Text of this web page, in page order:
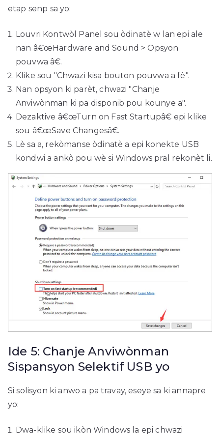
etap senp sa yo:
Louvri Kontwòl Panel sou òdinatè w lan epi ale
nan â€œHardware and Sound > Opsyon
pouvwa â€.
Klike sou "Chwazi kisa bouton pouvwa a fè".
Nan opsyon ki parèt, chwazi "Chanje
Anviwònman ki pa disponib pou kounye a".
Dezaktive â€œTurn on Fast Startupâ€ epi klike
sou â€œSave Changesâ€.
Lè sa a, rekòmanse òdinatè a epi konekte USB
kondwi a ankò pou wè si Windows pral rekonèt li.
Ide 5: Chanje Anviwònman
Sispansyon Selektif USB yo
Si solisyon ki anwo a pa travay, eseye sa ki annapre
yo:
Dwa-klike sou ikòn Windows la epi chwazi